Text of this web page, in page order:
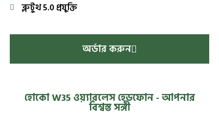
ব্লুটুথ 5.0 প্রযুক্তি
অর্ডার করুন
হোকো W35 ওয়্যারলেস হেডফোন - আপনার
বিশ্বস্ত সঙ্গী